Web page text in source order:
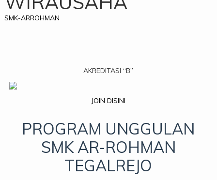
SMK-ARROHMAN
AKREDITASI “B”
JOIN DISINI
PROGRAM UNGGULAN
SMK AR-ROHMAN
TEGALREJO